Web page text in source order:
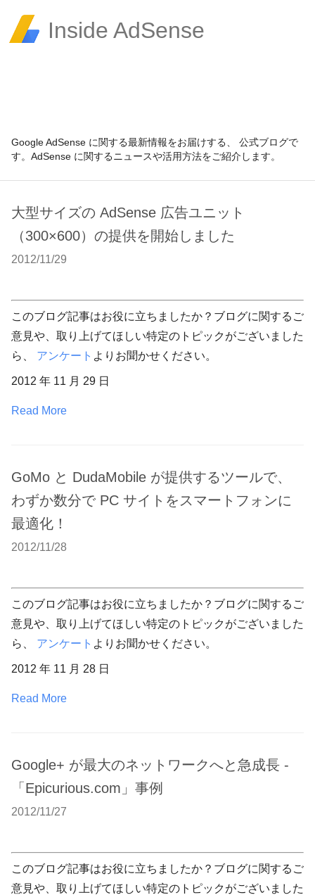
Inside AdSense
Google AdSense に関する最新情報をお届けする、 公式ブログで
す。AdSense に関するニュースや活用方法をご紹介します。
大型サイズの AdSense 広告ユニット
（300×600）の提供を開始しました
2012/11/29
このブログ記事はお役に立ちましたか？ブログに関するご
意見や、取り上げてほしい特定のトピックがございました
ら、 アンケート よりお聞かせください。
2012 年 11 月 29 日
Read More
GoMo と DudaMobile が提供するツールで、
わずか数分で PC サイトをスマートフォンに
最適化！
2012/11/28
このブログ記事はお役に立ちましたか？ブログに関するご
意見や、取り上げてほしい特定のトピックがございました
ら、 アンケート よりお聞かせください。
2012 年 11 月 28 日
Read More
Google+ が最大のネットワークへと急成長 -
「Epicurious.com」事例
2012/11/27
このブログ記事はお役に立ちましたか？ブログに関するご
意見や、取り上げてほしい特定のトピックがございました